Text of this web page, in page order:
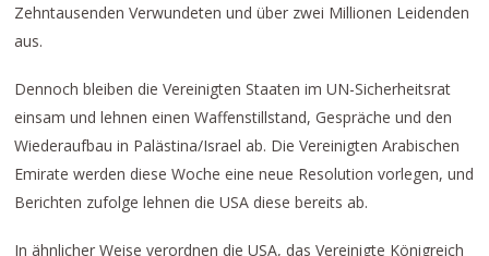
Zehntausenden Verwundeten und über zwei Millionen Leidenden
aus.
Dennoch bleiben die Vereinigten Staaten im UN-Sicherheitsrat
einsam und lehnen einen Waffenstillstand, Gespräche und den
Wiederaufbau in Palästina/Israel ab. Die Vereinigten Arabischen
Emirate werden diese Woche eine neue Resolution vorlegen, und
Berichten zufolge lehnen die USA diese bereits ab.
In ähnlicher Weise verordnen die USA, das Vereinigte Königreich